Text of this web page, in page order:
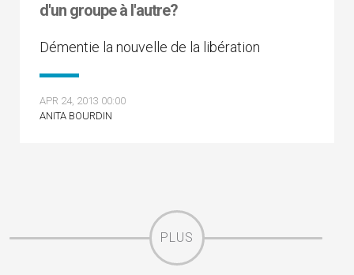
d'un groupe à l'autre?
Démentie la nouvelle de la libération
APR 24, 2013 00:00
ANITA BOURDIN
PLUS